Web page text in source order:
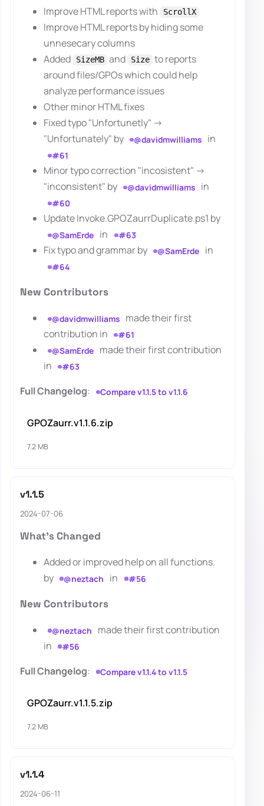
Improve HTML reports with
ScrollX
Improve HTML reports by hiding some
unnesecary columns
Added
SizeMB and Size to reports
around files/GPOs which could help
analyze performance issues
Other minor HTML fixes
Fixed typo "Unfortunetly" ->
"Unfortunately" by
@davidmwilliams in
#61
Minor typo correction "incosistent" ->
"inconsistent" by
@davidmwilliams in
#60
Update Invoke.GPOZaurrDuplicate.ps1 by
@SamErde in #63
Fix typo and grammar by @SamErde in
#64
New Contributors
@davidmwilliams made their first
contribution in
#61
@SamErde made their first contribution
in
#63
Full Changelog: Compare v1.1.5 to v1.1.6
GPOZaurr.v1.1.6.zip
7.2 MB
v1.1.5
2024-07-06
What's Changed
Added or improved help on all functions.
by
@neztach in #56
New Contributors
@neztach
made their first contribution
in
#56
Full Changelog: Compare v1.1.4 to v1.1.5
GPOZaurr.v1.1.5.zip
7.2 MB
v1.1.4
2024-06-11